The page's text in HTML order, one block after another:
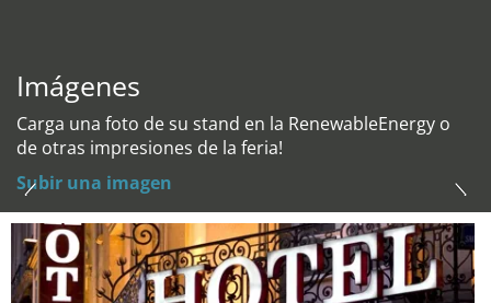
Imágenes
Carga una foto de su stand en la RenewableEnergy o
de otras impresiones de la feria!
Subir una imagen